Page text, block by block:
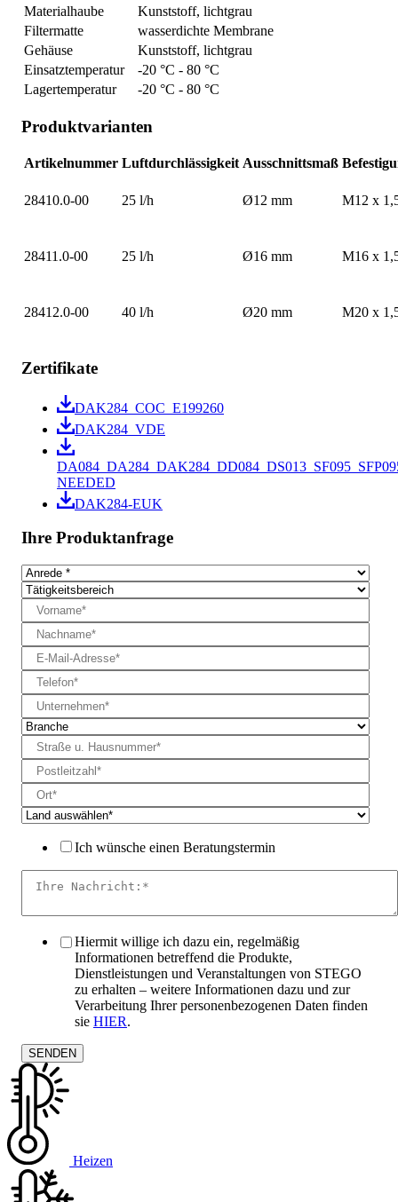
Materialhaube
Kunststoff, lichtgrau
Filtermatte
wasserdichte Membrane
Gehäuse
Kunststoff, lichtgrau
Einsatztemperatur
-20 °C - 80 °C
Lagertemperatur
-20 °C - 80 °C
Produktvarianten
Artikelnummer Luftdurchlässigkeit Ausschnittsmaß
28410.0-00 25 l/h Ø12 mm M12 x
28411.0-00 25 l/h Ø16 mm M16 x
28412.0-00 40 l/h Ø20 mm M20 x
Zertifikate
DAK284_COC_E199260
DAK284_VDE
NEEDED
DAK284-EUK
Ihre Produktanfrage
Ich wünsche einen Beratungstermin
Hiermit willige ich dazu ein, regelmäßig
Informationen betreffend die Produkte,
Dienstleistungen und Veranstaltungen von STEGO
zu erhalten – weitere Informationen dazu und zur
Verarbeitung Ihrer personenbezogenen Daten finden
sie HIER.
Heizen